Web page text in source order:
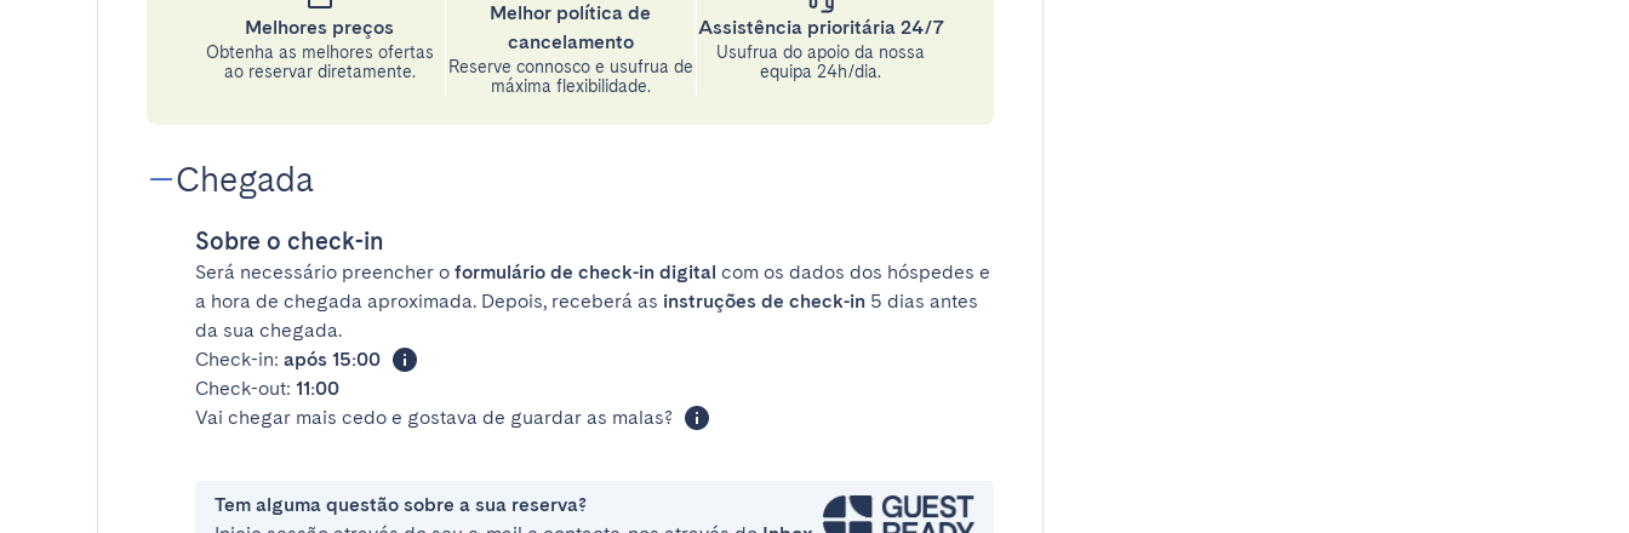
Melhores preços
Obtenha as melhores ofertas
ao reservar diretamente.
Melhor política de
cancelamento
Reserve connosco e usufrua de
máxima flexibilidade.
Assistência prioritária 24/7
Usufrua do apoio da nossa
equipa 24h/dia.
Chegada
Sobre o check-in
Será necessário preencher o formulário de check-in digital com os dados dos hóspedes e
a hora de chegada aproximada. Depois, receberá as instruções de check-in 5 dias antes
da sua chegada.
Check-in: após 15:00
Check-out: 11:00
Vai chegar mais cedo e gostava de guardar as malas?
Tem alguma questão sobre a sua reserva?